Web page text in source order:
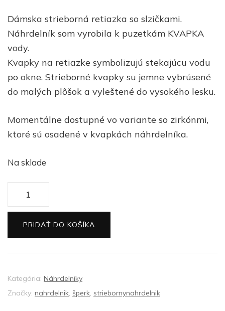
Dámska strieborná retiazka so slzičkami.
Náhrdelník som vyrobila k puzetkám KVAPKA
vody.
Kvapky na retiazke symbolizujú stekajúcu vodu
po okne. Strieborné kvapky su jemne vybrúsené
do malých plôšok a vyleštené do vysokého lesku.
Momentálne dostupné vo variante so zirkónmi,
ktoré sú osadené v kvapkách náhrdelníka.
Na sklade
množstvo
Strieborný
náhrdelník
PRIDAŤ DO KOŠÍKA
Kategória: Náhrdelníky
Značky: nahrdelnik, šperk, striebornynahrdelnik